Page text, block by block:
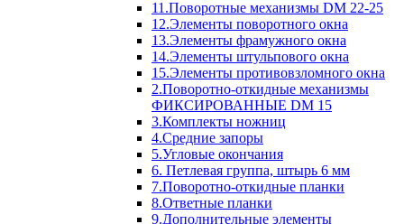
11.Поворотные механизмы DM 22-25
12.Элементы поворотного окна
13.Элементы фрамужного окна
14.Элементы штульпового окна
15.Элементы противовзломного окна
2.Поворотно-откидные механизмы
ФИКСИРОВАННЫЕ DM 15
3.Комплекты ножниц
4.Средние запоры
5.Угловые окончания
6. Петлевая группа, штырь 6 мм
7.Поворотно-откидные планки
8.Ответные планки
9.Дополнительные элементы